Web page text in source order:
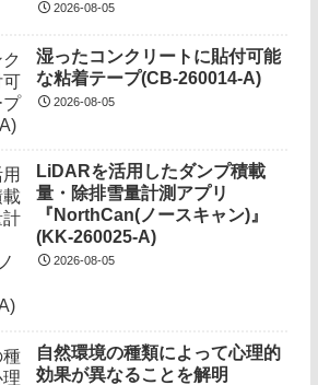
2026-08-05
湿ったコンクリートに貼付可能
な粘着テープ(CB-260014-A)
2026-08-05
LiDARを活用したダンプ積載
量・除排雪量計測アプリ
『NorthCan(ノースキャン)』
(KK-260025-A)
2026-08-05
自然環境の種類によって心理的
効果が異なることを解明